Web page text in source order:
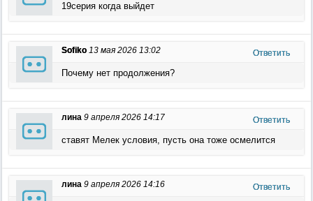
19серия когда выйдет
Sofiko 13 мая 2026 13:02 Ответить
Почему нет продолжения?
лина 9 апреля 2026 14:17 Ответить
ставят Мелек условия, пусть она тоже осмелится
лина 9 апреля 2026 14:16 Ответить